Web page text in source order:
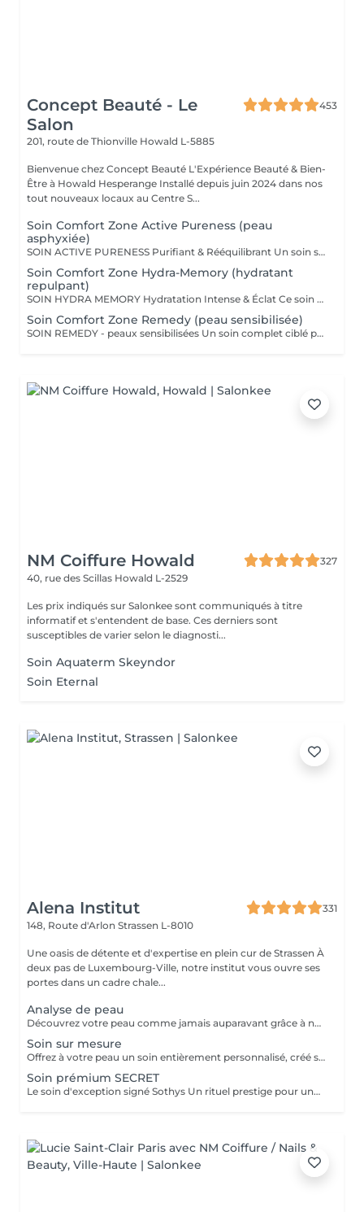
Concept Beauté - Le
Salon
453
201, route de Thionville Howald L-5885
Bienvenue chez Concept Beauté L'Expérience Beauté & Bien-
Être à Howald Hesperange Installé depuis juin 2024 dans nos
tout nouveaux locaux au Centre S...
Soin Comfort Zone Active Pureness (peau
asphyxiée)
SOIN ACTIVE PURENESS Purifiant & Rééquilibrant Un soin spécifique profond qui désincruste et libère la peau de toutes ses impuretés. Grâce à l'action combinée des exfoliants et des extraits naturels purifiants, il aide à désobstruer les pores, réduire l'excès de sébum et retrouver un teint plus net et équilibré. Idéal pour retrouver une peau fraîche et matifiée, tout en douceur. SOINS DU VISAGE COMFORT ZONE Nos soins du visage utilisent les produits de la marque Comfort Zone, une référence en cosmétique professionnelle alliant science, nature et innovation. Formulés avec des ingrédients d'origine naturelle, sans silicones, parabènes ni huiles minérales, ces soins sont conçus pour respecter l'équilibre de la peau tout en offrant des résultats visibles et durables. Chaque soin est un véritable rituel de bien-être et d'efficacité, adapté aux besoins spécifiques de votre peau.
Soin Comfort Zone Hydra-Memory (hydratant
repulpant)
SOIN HYDRA MEMORY Hydratation Intense & Éclat Ce soin booste l'hydratation et recharge la peau en eau grâce à l'acide hyaluronique et aux extraits naturels hydratants. Sa texture fraîche et ultra-sensorielle désaltère immédiatement la peau et lui redonne souplesse, douceur et éclat. Parfait pour les peaux déshydratées ou fatiguées, en quête de confort et de fraîcheur. SOINS DU VISAGE COMFORT ZONE Nos soins du visage utilisent les produits de la marque Comfort Zone, une référence en cosmétique professionnelle alliant science, nature et innovation. Formulés avec des ingrédients d'origine naturelle, sans silicones, parabènes ni huiles minérales, ces soins sont conçus pour respecter l'équilibre de la peau tout en offrant des résultats visibles et durables. Chaque soin est un véritable rituel de bien-être et d'efficacité, adapté aux besoins spécifiques de votre peau.
Soin Comfort Zone Remedy (peau sensibilisée)
SOIN REMEDY - peaux sensibilisées Un soin complet ciblé pour tous les âges et tous les types de peau. Le point commun ? Une peau sensibilisée, fragilisée et inconfortable. Apaiser, calmer et soulager la peau des inflammations, tel est l'objectif de ce soin qui renforce la barrière protectrice de la peau pour lui apporter sérénité et confort. SOINS DU VISAGE COMFORT ZONE Nos soins du visage utilisent les produits de la marque Comfort Zone, une référence en cosmétique professionnelle alliant science, nature et innovation. Formulés avec des ingrédients d'origine naturelle, sans silicones, parabènes ni huiles minérales, ces soins sont conçus pour respecter l'équilibre de la peau tout en offrant des résultats visibles et durables. Chaque soin est un véritable rituel de bien-être et d'efficacité, adapté aux besoins spécifiques de votre peau.
NM Coiffure Howald
327
40, rue des Scillas Howald L-2529
Les prix indiqués sur Salonkee sont communiqués à titre
informatif et s'entendent de base. Ces derniers sont
susceptibles de varier selon le diagnosti...
Soin Aquaterm Skeyndor
Soin Eternal
Alena Institut
331
148, Route d'Arlon Strassen L-8010
Une oasis de détente et d'expertise en plein cur de Strassen À
deux pas de Luxembourg-Ville, notre institut vous ouvre ses
portes dans un cadre chale...
Analyse de peau
Découvrez votre peau comme jamais auparavant grâce à notre diagnostic cutané avancé. À l'aide d'un analyseur professionnel et de l'oeil expert de votre esthéticienne, nous évaluons différents paramètres essentiels tels que l'hydratation, le sébum, la profondeur des rides , l'état de votre barrière cutané et beaucoup d'autre mesures afin d'obtenir une vision précise de l'état de votre peau. Cette analyse nous permet de cibler vos besoins réels et de vous orienter vers les soins et les produits les plus adaptés pour optimiser vos résultats. Un véritable point de départ pour construire une routine beauté efficace et personnalisée. Diagnostic offert lorsqu'il est réalisé dans le cadre d'un soin ou à l'achat de produits.
Soin sur mesure
Offrez à votre peau un soin entièrement personnalisé, créé sur mesure par votre experte Sothys selon ses besoins du moment. Grâce à un analyseur professionnel et à l'il expert de votre esthéticienne, nous évaluons différents paramètres essentiels : hydratation, sébum, profondeur des rides, état de la barrière cutanée et bien d'autres mesures. Ce diagnostic précis permet d'identifier les besoins réels de votre peau et d'adapter chaque étape du soin : nettoyage profond, exfoliation ciblée, modelage expert, masque haute performance et sélection d'actifs Sothys selon votre objectif hydratation, éclat, apaisement, anti-âge ou pureté. Un seul soin, des milliers de possibilités, pour rééquilibrer votre peau et révéler un teint plus lumineux, plus lisse et plus uniforme dès la première séance. Un véritable point de départ pour construire une routine beauté efficace, avec des soins et des produits parfaitement adaptés à votre peau.
Soin prémium SECRET
Le soin d'exception signé Sothys Un rituel prestige pour une transformation visible de la peau et une expérience sensorielle incomparable. Ce soin d'exception combine des manoeuvres expertes Sothys, des textures nobles, un double modelage visage sur-mesure et un masque haute performance pour lisser, repulper et illuminer intensément la peau. Grâce à une séquence unique de gestes précis et enveloppants, le Rituel Secret offre un moment de lâcher-prise total et des résultats visibles dès la première séance : peau éclatante, lissée, revitalisée et profondément nourrie. Un soin rare, élégant, pensé pour les clientes exigeantes qui recherchent : - une expérience prémium, - des résultats anti-âge visibles rapidement, - un moment d'exception, hors du temps, réservé aux instituts experts Sothys.